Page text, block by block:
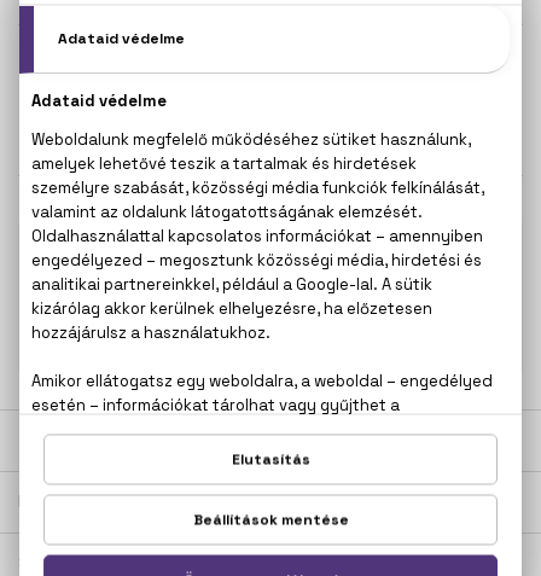
125 ml
KAPCSOLÓDÓ TERMÉKEK
100% eredeti termékek,14 napos visszaküldési
garanciával
Kérdésed van, elakadtál? Hívd ügyfélszolgálatunkat:
20 267 5125
LEÍRÁS
ÉRTÉKELÉSEK (0)
SZÁLLÍTÁS